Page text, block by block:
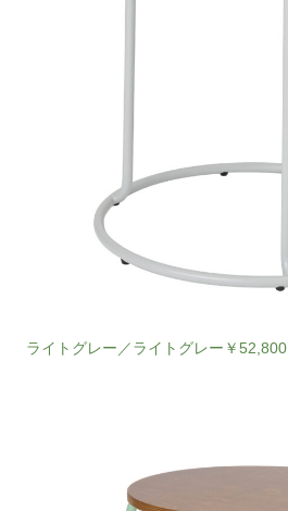
ライトグレー／ライトグレー￥52,800